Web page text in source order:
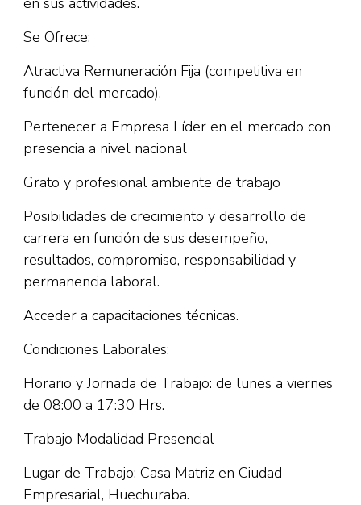
Se Ofrece:
Atractiva Remuneración Fija (competitiva en
función del mercado).
Pertenecer a Empresa Líder en el mercado con
presencia a nivel nacional
Grato y profesional ambiente de trabajo
Posibilidades de crecimiento y desarrollo de
carrera en función de sus desempeño,
resultados, compromiso, responsabilidad y
permanencia laboral.
Acceder a capacitaciones técnicas.
Condiciones Laborales:
Horario y Jornada de Trabajo: de lunes a viernes
de 08:00 a 17:30 Hrs.
Trabajo Modalidad Presencial
Lugar de Trabajo: Casa Matriz en Ciudad
Empresarial, Huechuraba.